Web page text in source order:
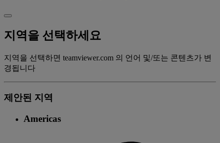
지역을 선택하세요
지역을 선택하면 teamviewer.com 의 언어 및/또는 콘텐츠가 변
경됩니다
제안된 지역
Americas